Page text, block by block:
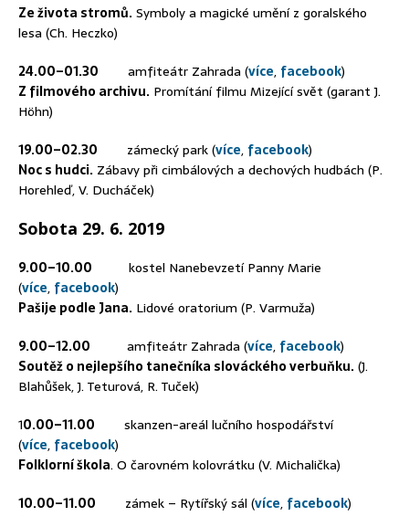
Ze života stromů.Symboly a magické umění z goralského
lesa (Ch. Heczko)
24.00–01.30 amfiteátr Zahrada (více, facebook)
Z filmového archivu. Promítání filmu Mizející svět (garant J.
Höhn)
19.00–02.30 zámecký park (více, facebook)
Noc s hudci. Zábavy při cimbálových a dechových hudbách (P.
Horehleď, V. Ducháček)
Sobota 29. 6. 2019
9.00–10.00 kostel Nanebevzetí Panny Marie
(více, facebook)
Pašije podle Jana. Lidové oratorium (P. Varmuža)
9.00–12.00 amfiteátr Zahrada (více, facebook)
Soutěž o nejlepšího tanečníka slováckého verbuňku.(J.
Blahůšek, J. Teturová, R. Tuček)
10.00–11.00 skanzen-areál lučního hospodářství
(více, facebook)
Folklorní škola. O čarovném kolovrátku (V. Michalička)
10.00–11.00 zámek – Rytířský sál (více, facebook)